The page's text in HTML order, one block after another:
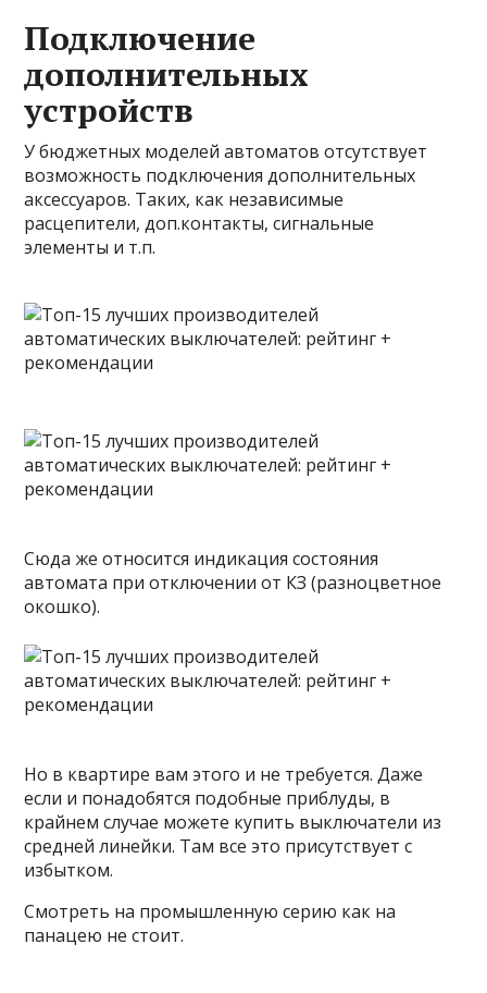
Подключение
дополнительных
устройств
У бюджетных моделей автоматов отсутствует
возможность подключения дополнительных
аксессуаров. Таких, как независимые
расцепители, доп.контакты, сигнальные
элементы и т.п.
Сюда же относится индикация состояния
автомата при отключении от КЗ (разноцветное
окошко).
Но в квартире вам этого и не требуется. Даже
если и понадобятся подобные приблуды, в
крайнем случае можете купить выключатели из
средней линейки. Там все это присутствует с
избытком.
Смотреть на промышленную серию как на
панацею не стоит.